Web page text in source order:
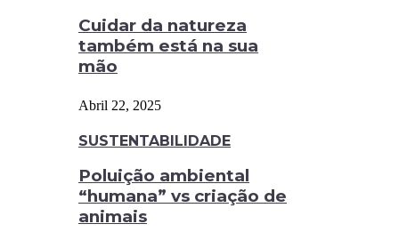
Cuidar da natureza
também está na sua
mão
Abril 22, 2025
SUSTENTABILIDADE
Poluição ambiental
“humana” vs criação de
animais